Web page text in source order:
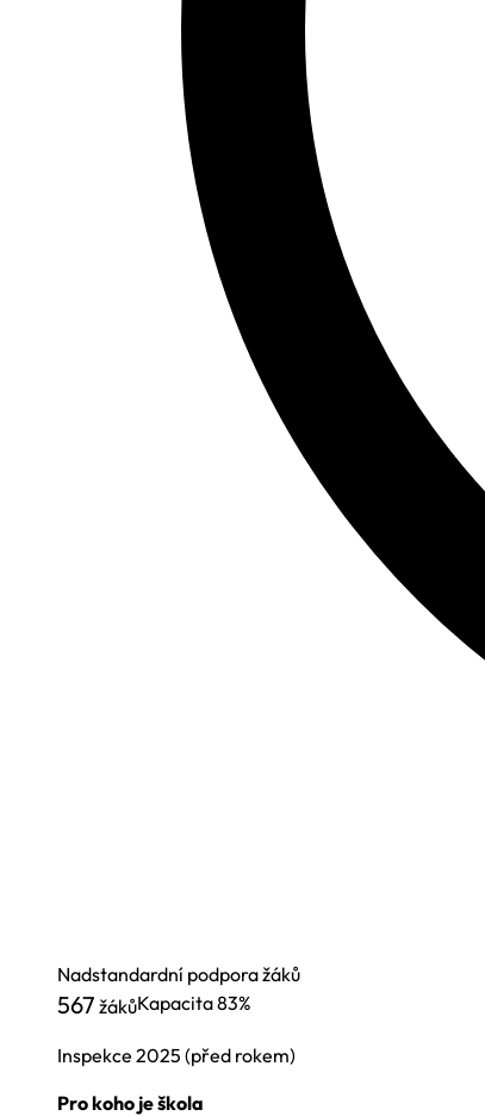
Nadstandardní podpora žáků
567 žákůKapacita83%
Inspekce 2025 (před rokem)
Pro koho je škola